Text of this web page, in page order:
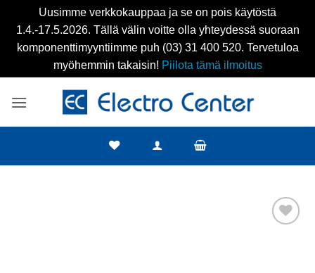
Uusimme verkkokauppaa ja se on pois käytöstä
1.4.-17.5.2026. Tällä välin voitte olla yhteydessä suoraan
komponenttimyyntiimme puh (03) 31 400 520. Tervetuloa
myöhemmin takaisin! Piilota tämä ilmoitus